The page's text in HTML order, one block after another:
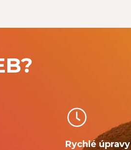
Rychlé úpravy